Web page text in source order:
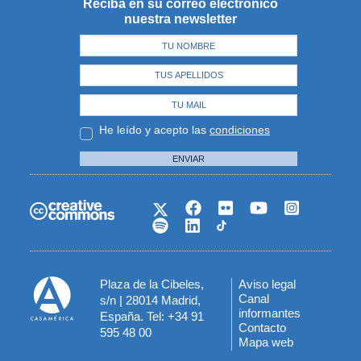
Reciba en su correo electrónico
nuestra newsletter
He leído y acepto las condiciones
ENVIAR
Plaza de la Cibeles,
s/n | 28014 Madrid,
España. Tel: +34 91
595 48 00
Menú
del
pie
Aviso legal
Canal
informantes
Contacto
Mapa web